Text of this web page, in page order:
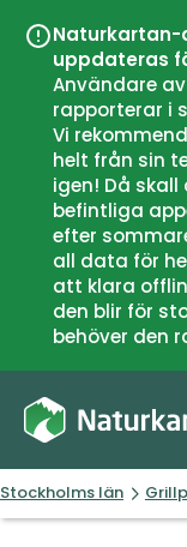
Naturkartan-
uppdateras
Användare
rapporterar i
Vi
helt från sin
igen! Då skall
befintliga
efter
all data för
att klara
den blir för
behöver den
Stockholms län